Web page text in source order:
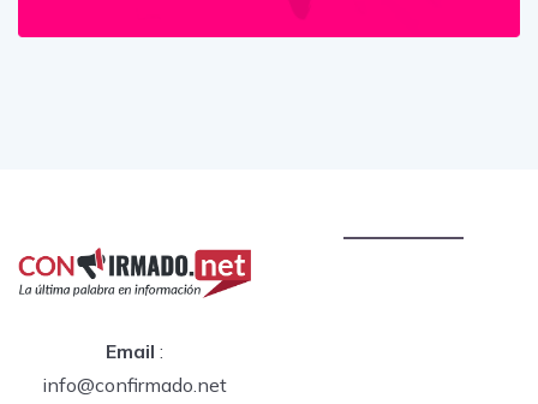
Email :
info@confirmado.net